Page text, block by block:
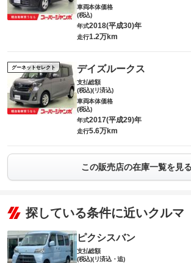
車両本体価格
(税込)
年式2018(平成30)年
走行1.2万km
グーネットセレクト デイズルークス
支払総額
(税込)(リ済込)
車両本体価格
(税込)
年式2017(平成29)年
走行5.6万km
この販売店の在庫一覧を見る
探している条件に近いクルマ
ピクシスバン
支払総額
(税込)(リ済込・追)